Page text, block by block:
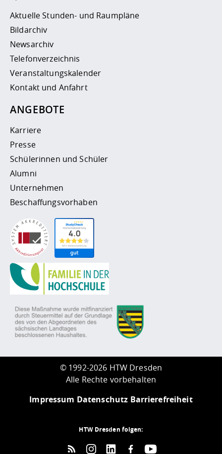
Aktuelle Stunden- und Raumpläne
Bildarchiv
Newsarchiv
Telefonverzeichnis
Veranstaltungskalender
Kontakt und Anfahrt
ANGEBOTE
Karriere
Presse
Schülerinnen und Schüler
Alumni
Unternehmen
Beschaffungsvorhaben
© 1992-2026 HTW Dresden
Alle Rechte vorbehalten
Impressum Datenschutz Barrierefreiheit
HTW Dresden folgen: